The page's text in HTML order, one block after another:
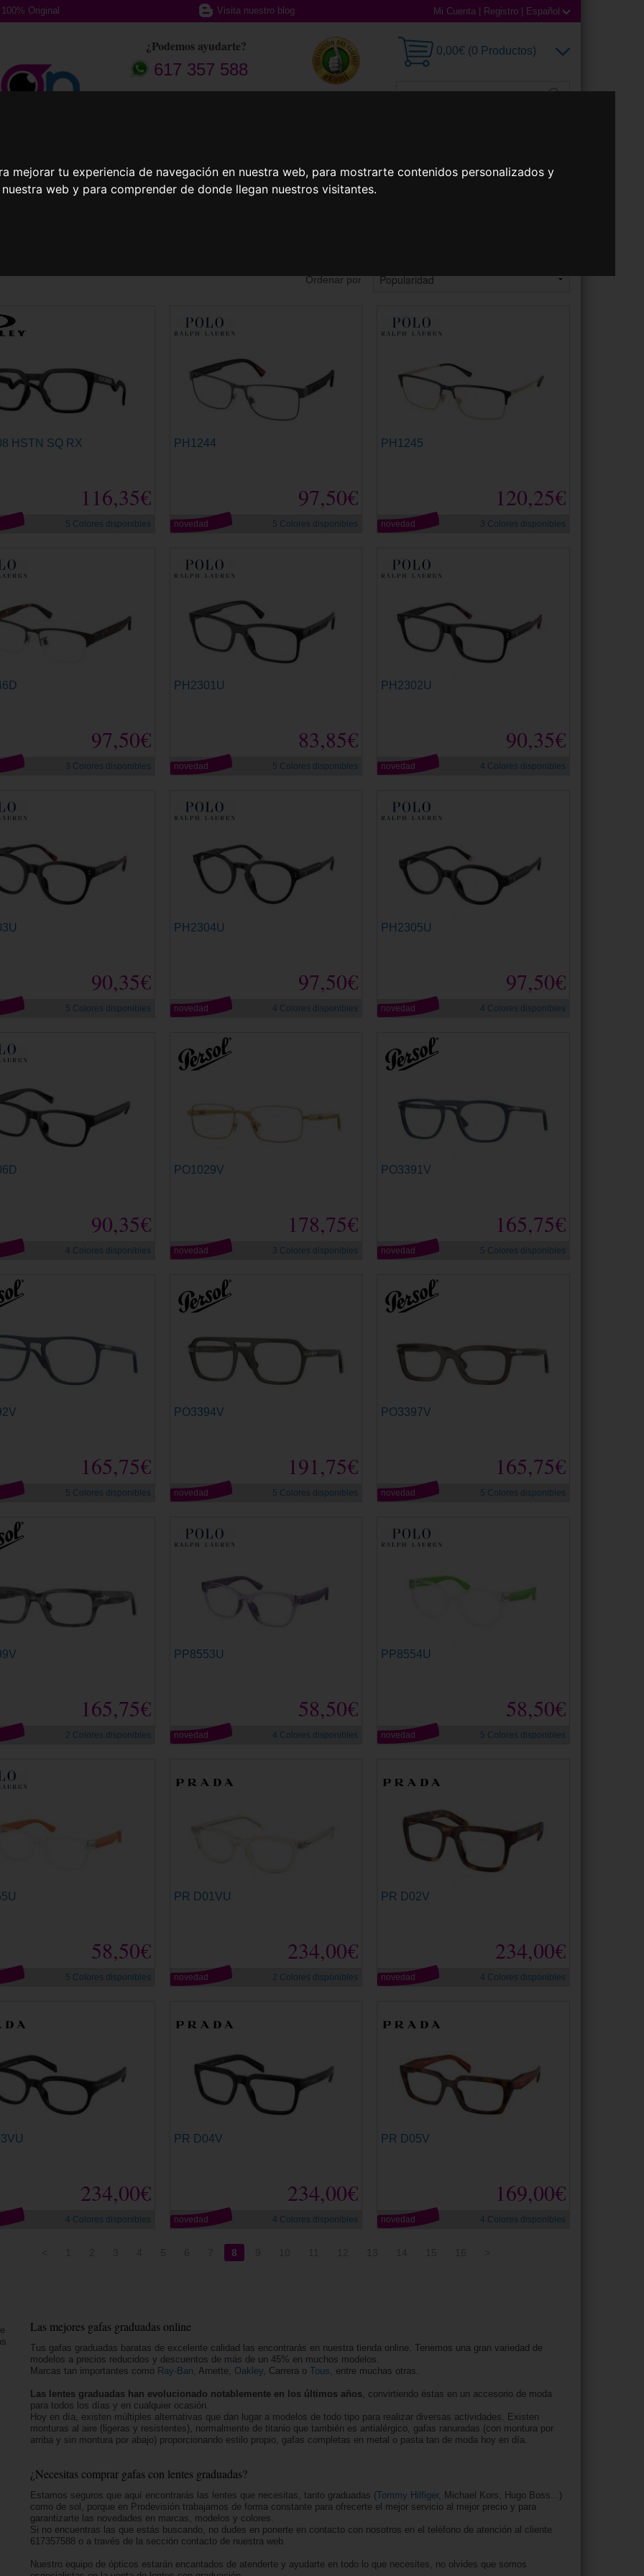
mejorar tu experiencia de navegación en nuestra web, para mostrarte contenidos personalizados y
web y para comprender de donde llegan nuestros visitantes.
100% Original Visita nuestro blog Mi Cuenta Registro Español
¿Podemos ayudarte?
617 357 588
0,00€ (0 Productos)
Ordenar por
HSTN SQ RX
116,35€
5 Colores disponibles
PH1244
97,50€
novedad 5 Colores disponibles
PH1245
120,25€
novedad 3 Colores disponibles
97,50€
3 Colores disponibles
PH2301U
83,85€
novedad 5 Colores disponibles
PH2302U
90,35€
novedad 4 Colores disponibles
90,35€
5 Colores disponibles
PH2304U
97,50€
novedad 4 Colores disponibles
PH2305U
97,50€
novedad 4 Colores disponibles
90,35€
4 Colores disponibles
PO1029V
178,75€
novedad 3 Colores disponibles
PO3391V
165,75€
novedad 5 Colores disponibles
165,75€
5 Colores disponibles
PO3394V
191,75€
novedad 5 Colores disponibles
PO3397V
165,75€
novedad 5 Colores disponibles
165,75€
2 Colores disponibles
PP8553U
58,50€
novedad 4 Colores disponibles
PP8554U
58,50€
novedad 5 Colores disponibles
58,50€
5 Colores disponibles
PR D01VU
234,00€
novedad 2 Colores disponibles
PR D02V
234,00€
novedad 4 Colores disponibles
234,00€
4 Colores disponibles
PR D04V
234,00€
novedad 4 Colores disponibles
PR D05V
169,00€
novedad 4 Colores disponibles
8
Las mejores gafas graduadas online
Tus gafas graduadas baratas de excelente calidad las encontrarás en nuestra tienda online. Tenemos una gran variedad de
modelos a precios reducidos y descuentos de más de un 45% en muchos modelos.
Marcas tan importantes como Ray-Ban , Arnette, Oakley, Carrera o Tous , entre muchas otras.
Las lentes graduadas han evolucionado notablemente en los últimos años , convirtiendo éstas en un accesorio de moda
para todos los días y en cualquier ocasión.
Hoy en día, existen múltiples alternativas que dan lugar a modelos de todo tipo para realizar diversas actividades. Existen
monturas al aire (ligeras y resistentes), normalmente de titanio que también es antialérgico, gafas ranuradas (con montura por
arriba y sin montura por abajo) proporcionando estilo propio, gafas completas en metal o pasta tan de moda hoy en día.
¿Necesitas comprar gafas con lentes graduadas?
Estamos seguros que aquí encontrarás las lentes que necesitas, tanto graduadas (Tommy Hilfiger, Michael Kors, Hugo Boss...)
como de sol, porque en Prodevisión trabajamos de forma constante para ofrecerte el mejor servicio al mejor precio y para
garantizarte las novedades en marcas, modelos y colores.
Si no encuentras las que estás buscando, no dudes en ponerte en contacto con nosotros en el teléfono de atención al cliente
617357588 o a través de la sección contacto de nuestra web.
Nuestro equipo de ópticos estarán encantados de atenderte y ayudarte en todo lo que necesites, no olvides que somos